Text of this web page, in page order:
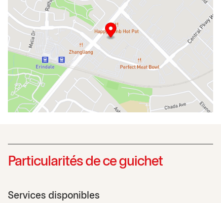
Particularités de ce guichet
Services disponibles